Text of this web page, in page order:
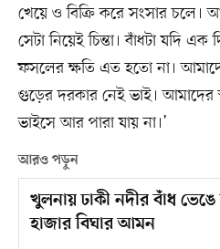
খেয়ে ও বিক্রি করে সংসার চলে।
সেটা নিয়েই চিন্তা। বাঁধটা যদি
ফসলের ক্ষতি এত হতো না।
গুড়ের দরকার নেই ভাই। আমাদের
ভাইসে আর পারা যায় না।’
আরও পড়ুন
খুলনায় ঢাকী নদীর বাঁধ
হাজার বিঘার আমন